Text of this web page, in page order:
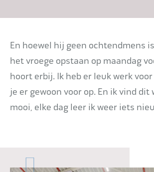
En hoewel hij geen ochtendmens
het vroege opstaan op maandag
hoort erbij. Ik heb er leuk werk
je er gewoon voor op. En ik vind dit
mooi, elke dag leer ik weer iets